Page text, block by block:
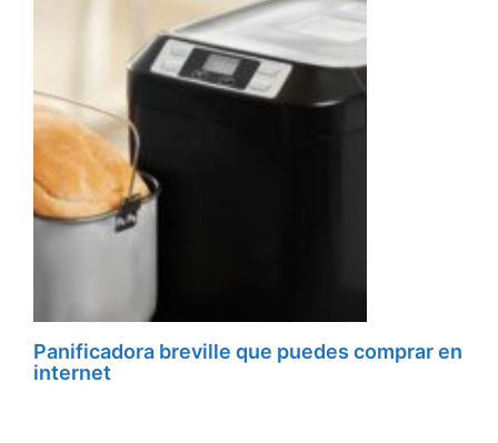
Panificadora breville que puedes comprar en
internet